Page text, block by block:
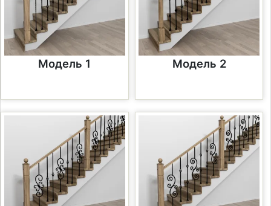
Модель 1 Модель 2